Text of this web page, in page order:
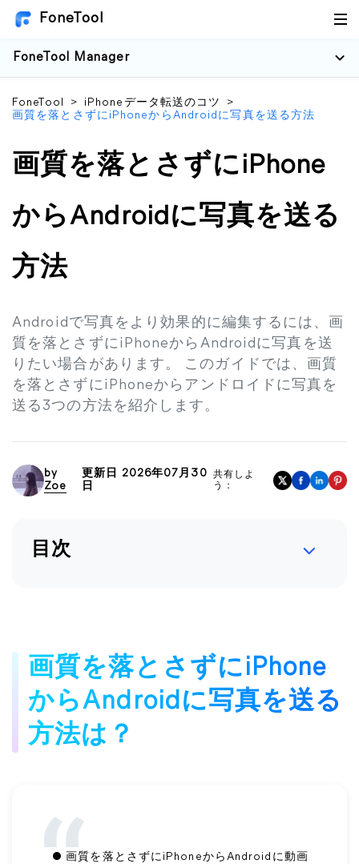
FoneTool
FoneTool Manager
FoneTool > iPhoneデータ転送のコツ
>
画質を落とさずにiPhoneからAndroidに写真を送る方法
画質を落とさずにiPhone
からAndroidに写真を送る
方法
Androidで写真をより効果的に編集するには、画
質を落とさずにiPhoneからAndroidに写真を送
りたい場合があります。 このガイドでは、画質
を落とさずにiPhoneからアンドロイドに写真を
送る3つの方法を紹介します。
by
Zoe
更新日 2026年07月30
日
共有しよ
う：
目次
画質を落とさずにiPhone
からAndroidに写真を送る
方法は？
● 画質を落とさずにiPhoneからAndroidに動画